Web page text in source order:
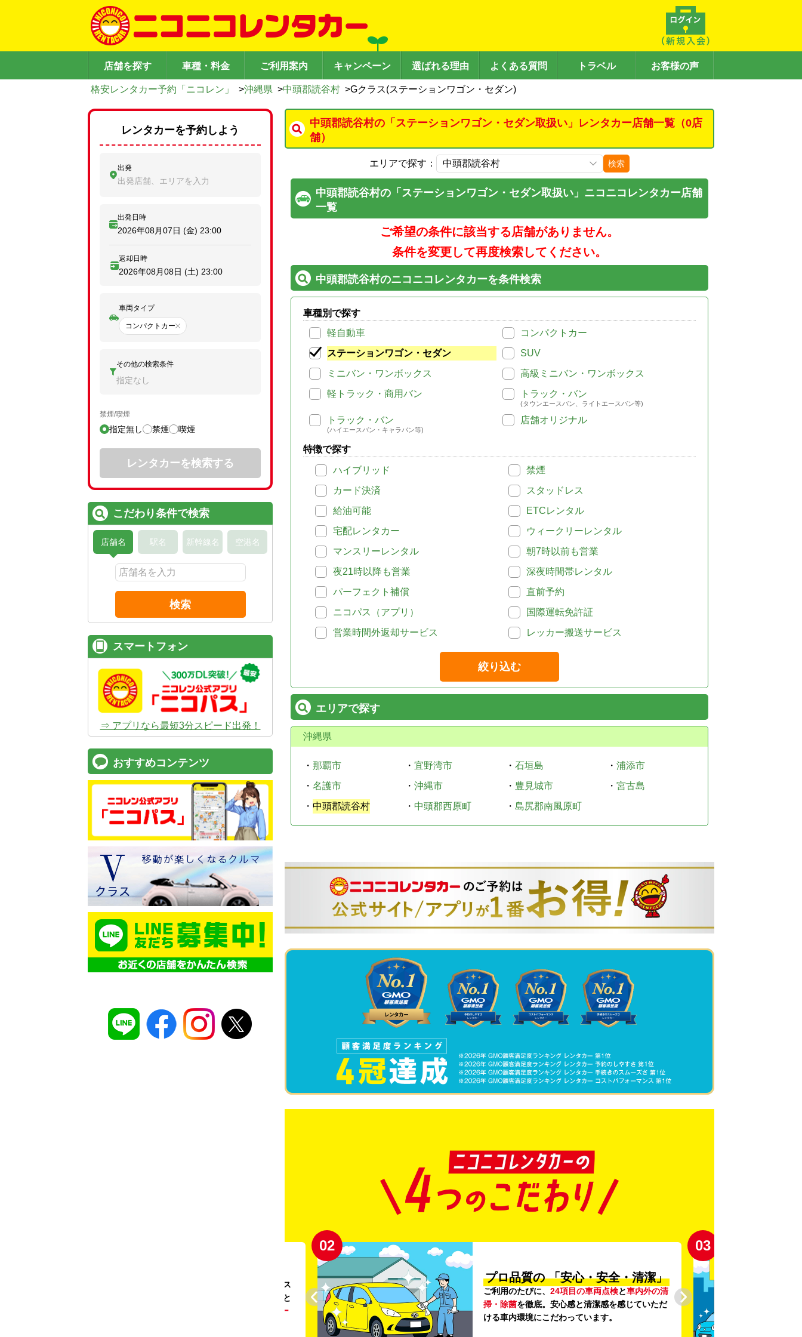
店舗を探す 車種・料金 ご利用案内 キャンペーン 選ばれる理由 よくある質問 トラベル お客様の声
格安レンタカー予約「ニコレン」 >沖縄県 >中頭郡読谷村 >Gクラス(ステーションワゴン・セダン)
中頭郡読谷村の「ステーションワゴン・セダン取扱い」レンタカー店舗一覧（0店
舗）
エリアで探す： 検索
中頭郡読谷村の「ステーションワゴン・セダン取扱い」ニコニコレンタカー店舗
一覧
ご希望の条件に該当する店舗がありません。
条件を変更して再度検索してください。
中頭郡読谷村のニコニコレンタカーを条件検索
車種別で探す
軽自動車
コンパクトカー
ステーションワゴン・セダン
SUV
ミニバン・ワンボックス
高級ミニバン・ワンボックス
軽トラック・商用バン
トラック・バン
(タウンエースバン、ライトエースバン等)
トラック・バン
(ハイエースバン・キャラバン等)
店舗オリジナル
特徴で探す
ハイブリッド
禁煙
カード決済
スタッドレス
給油可能
ETCレンタル
宅配レンタカー
ウィークリーレンタル
マンスリーレンタル
朝7時以前も営業
夜21時以降も営業
深夜時間帯レンタル
パーフェクト補償
直前予約
ニコパス（アプリ）
国際運転免許証
営業時間外返却サービス
レッカー搬送サービス
絞り込む
エリアで探す
沖縄県
・ 那覇市 ・ 宜野湾市 ・ 石垣島 ・ 浦添市
・ 名護市 ・ 沖縄市 ・ 豊見城市 ・ 宮古島
・ 中頭郡読谷村 ・ 中頭郡西原町 ・ 島尻郡南風原町
。ガソリンス
タンドや整備工場の既存インフラを活用すること
リー
02
プロ品質の 「安心・安全・清潔」
ご利用のたびに、 24項目の車両点検と車内外の清
掃・除菌を徹底。安心感と清潔感を感じていただ
ける車内環境にこだわっています。
03
レンタカーを予約しよう
出発
出発店舗、エリアを入力
出発日時
2026年08月07日 (金) 23:00
返却日時
2026年08月08日 (土) 23:00
車両タイプ
コンパクトカー
その他の検索条件
指定なし
禁煙/喫煙
指定無し 禁煙 喫煙
レンタカーを検索する
こだわり条件で検索
店舗名 駅名 新幹線名 空港名
検索
スマートフォン
⇒ アプリなら最短3分スピード出発！
おすすめコンテンツ